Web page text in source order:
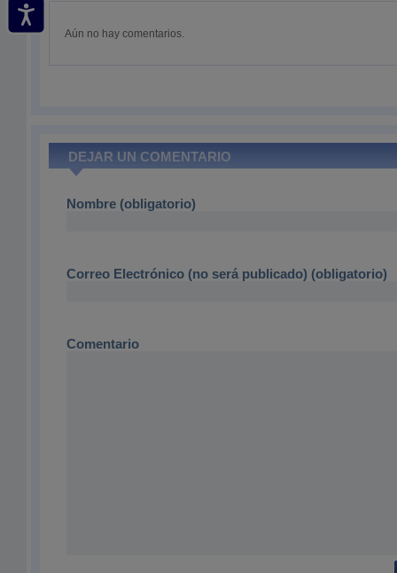
Aún no hay comentarios.
DEJAR UN COMENTARIO
Nombre (obligatorio)
Correo Electrónico (no será publicado) (obligatorio)
Comentario